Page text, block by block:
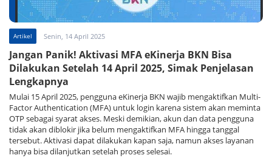
Artikel Senin, 14 April 2025
Jangan Panik! Aktivasi MFA eKinerja BKN Bisa
Dilakukan Setelah 14 April 2025, Simak Penjelasan
Lengkapnya
Mulai 15 April 2025, pengguna eKinerja BKN wajib mengaktifkan Multi-
Factor Authentication (MFA) untuk login karena sistem akan meminta
OTP sebagai syarat akses. Meski demikian, akun dan data pengguna
tidak akan diblokir jika belum mengaktifkan MFA hingga tanggal
tersebut. Aktivasi dapat dilakukan kapan saja, namun akses layanan
hanya bisa dilanjutkan setelah proses selesai.